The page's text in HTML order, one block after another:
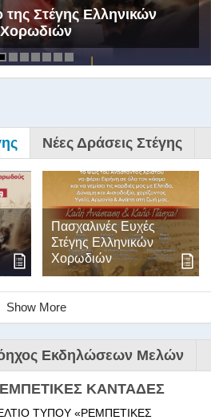
της Στέγης Ελληνικών
Χορωδιών
Νέες Δράσεις Στέγης
Πασχαλινές Ευχές
Στέγης Ελληνικών
Χορωδιών
Show More
Εκδηλώσεων Μελών
ΚΑΝΤΑΔΕΣ
ΤΥΠΟΥ «ΡΕΜΠΕΤΙΚΕΣ